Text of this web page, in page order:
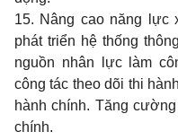
15. Nâng cao năng lực
phát triển hệ thống
nguồn nhân lực làm
công tác theo dõi thi
hành chính. Tăng
chính.